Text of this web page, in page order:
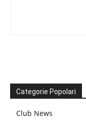
Categorie Popolari
Club News